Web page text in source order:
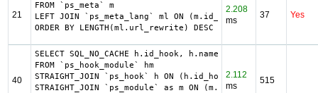
21
FROM `ps_meta` m
LEFT JOIN `ps_meta_lang` ml ON (m.id_meta = ml.id_meta
ORDER BY LENGTH(ml.url_rewrite) DESC
2.208
ms
37 Yes
40
SELECT SQL_NO_CACHE h.id_hook, h.name as h_name,
FROM `ps_hook_module` hm
STRAIGHT_JOIN `ps_hook` h ON (h.id_hook = hm.id_hook
STRAIGHT_JOIN `ps_module` as m ON (m.id_module =
2.112
ms
515